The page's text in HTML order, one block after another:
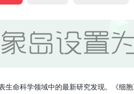
生命科学领域中的最新研究发现。《细